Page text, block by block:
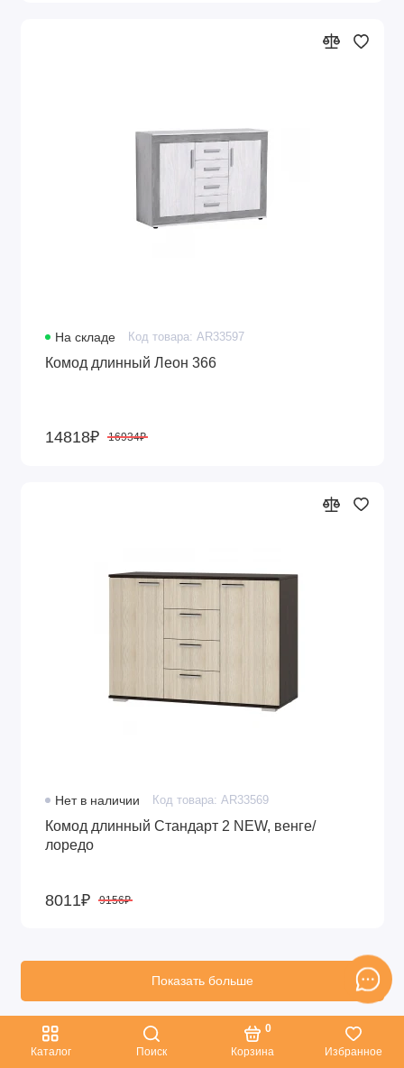
Каталог Поиск Корзина
0
Избранное
На складе Код товара: AR33597
Комод длинный Леон 366
14818₽ 16934₽
Нет в наличии Код товара: AR33569
Комод длинный Стандарт 2 NEW, венге/
лоредо
8011₽ 9156₽
6 9
Показать больше